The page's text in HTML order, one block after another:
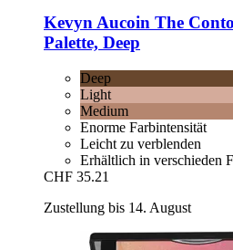
Kevyn Aucoin The
Palette, Deep
Deep
Light
Medium
Enorme Farbintensität
Leicht zu verblenden
Erhältlich in verschieden
CHF 35.21
Zustellung bis 14. August